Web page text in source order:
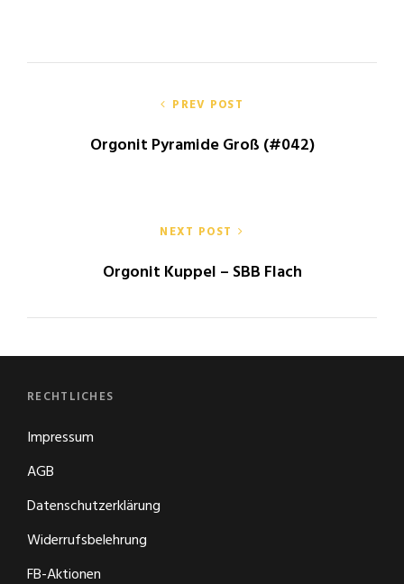
PREV POST
Orgonit Pyramide Groß (#042)
NEXT POST
Orgonit Kuppel – SBB Flach
RECHTLICHES
Impressum
AGB
Datenschutzerklärung
Widerrufsbelehrung
FB-Aktionen